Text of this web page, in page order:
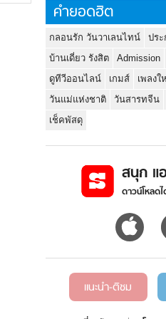
คำยอดฮิต
กลอนรัก วันวาเลนไทน์
ประ
บ้านเดี่ยว รังสิต
Admission
ดูทีวีออนไลน์
เกมส์ เพลงใ
วันแม่แห่งชาติ
วันสารทจีน
เช็คพัสดุ
สนุก แ
ดาวน์โหลด
แนะนำ-ติชม